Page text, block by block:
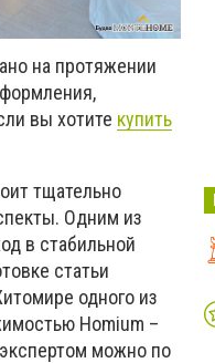
на протяжении
вы хотите купить
тщательно
Одним из
в стабильной
статьи
одного из
Homium –
можно по